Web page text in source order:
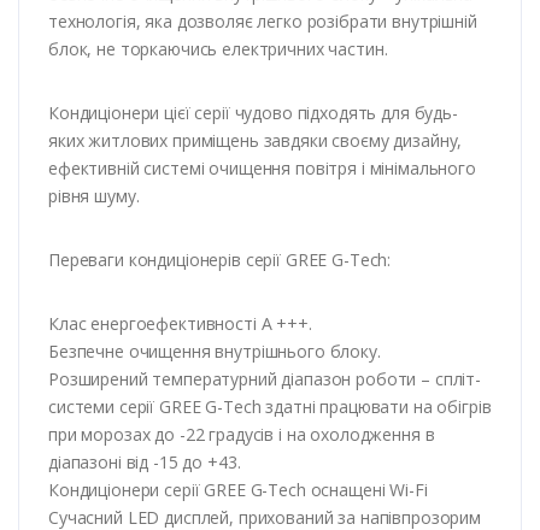
технологія, яка дозволяє легко розібрати внутрішній
блок, не торкаючись електричних частин.
Кондиціонери цієї серії чудово підходять для будь-
яких житлових приміщень завдяки своєму дизайну,
ефективній системі очищення повітря і мінімального
рівня шуму.
Переваги кондиціонерів серії GREE G-Tech:
Клас енергоефективності А +++.
Безпечне очищення внутрішнього блоку.
Розширений температурний діапазон роботи – спліт-
системи серії GREE G-Tech здатні працювати на обігрів
при морозах до -22 градусів і на охолодження в
діапазоні від -15 до +43.
Кондиціонери серії GREE G-Tech оснащені Wi-Fi
Сучасний LED дисплей, прихований за напівпрозорим